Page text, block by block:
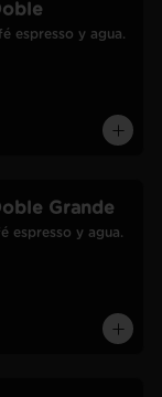
espresso y agua.
Grande
espresso y agua.